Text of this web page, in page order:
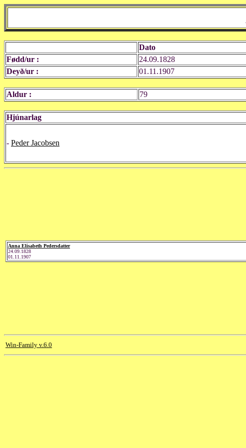
Dato
Fødd/ur :
24.09.1828
Deyð/ur :
01.11.1907
Aldur : 79
Hjúnarlag
- Peder Jacobsen
Anna Elisabeth Pedersdatter
24.09.1828
01.11.1907
Win-Family v.6.0